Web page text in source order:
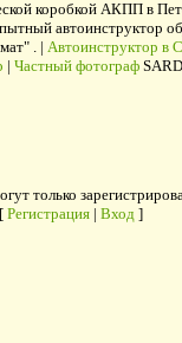
коробкой АКПП в
автоинструктор
. | Автоинструктор в
| Частный фотограф
только
[ Регистрация| Вход]